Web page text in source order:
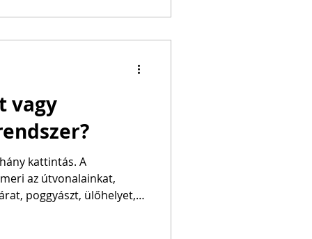
vagy
kattintás. A
az útvonalainkat,
poggyászt, ülőhelyet,